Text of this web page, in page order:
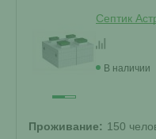
Септик
В наличии
Проживание: 150